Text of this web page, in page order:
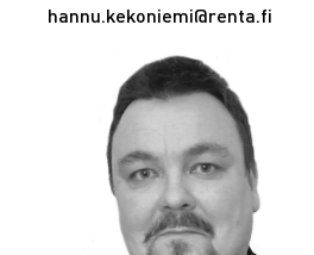
hannu.kekoniemi@renta.fi